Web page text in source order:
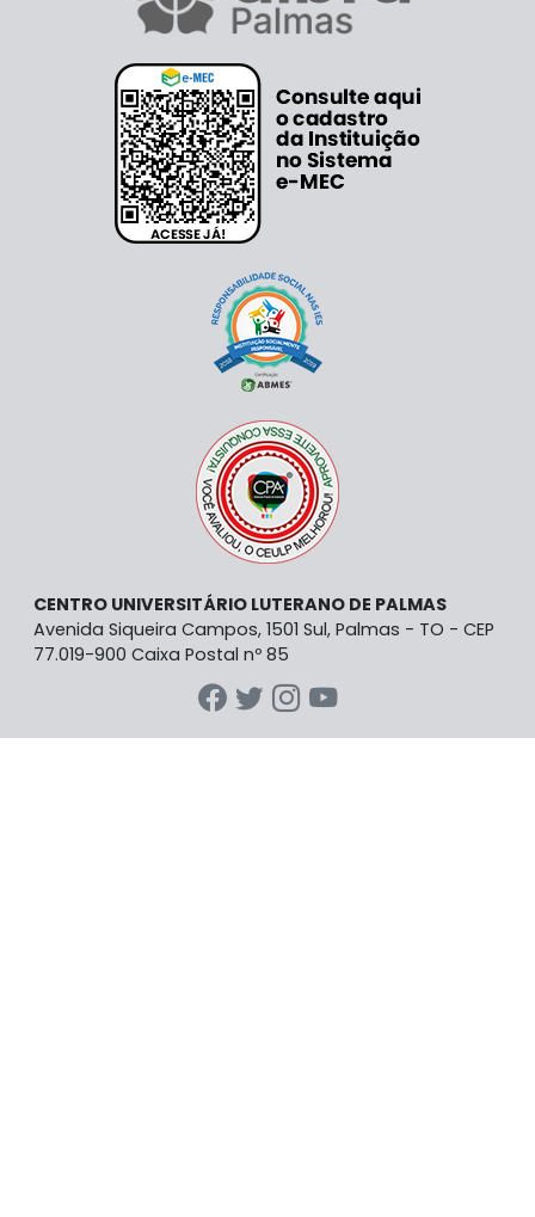
CENTRO UNIVERSITÁRIO LUTERANO DE PALMAS
Avenida Siqueira Campos, 1501 Sul, Palmas - TO - CEP
77.019-900 Caixa Postal nº 85